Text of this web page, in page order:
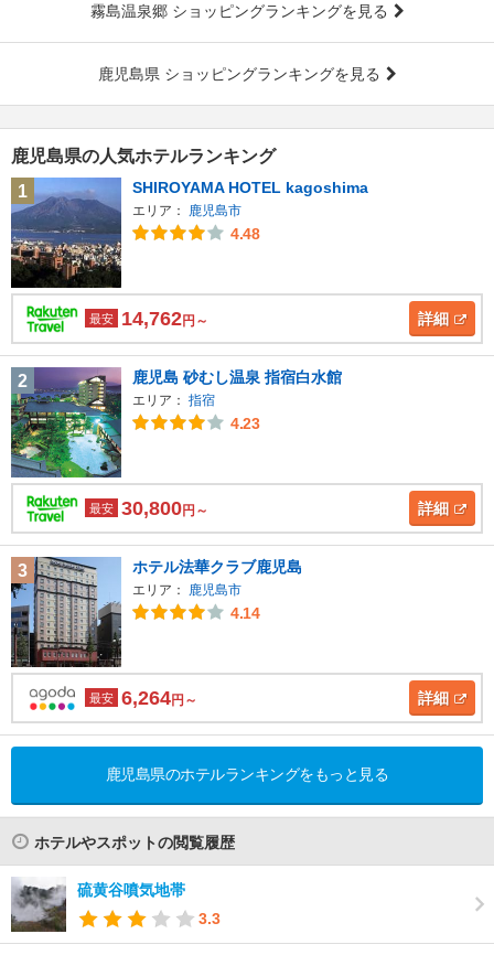
霧島温泉郷 ショッピングランキングを見る
鹿児島県 ショッピングランキングを見る
鹿児島県の人気ホテルランキング
1
SHIROYAMA HOTEL kagoshima
エリア： 鹿児島市
4.48
最安 14,762円～ 詳細
2 鹿児島 砂むし温泉 指宿白水館
エリア： 指宿
4.23
最安 30,800円～ 詳細
3 ホテル法華クラブ鹿児島
エリア： 鹿児島市
4.14
最安 6,264円～ 詳細
鹿児島県のホテルランキングをもっと見る
ホテルやスポットの閲覧履歴
硫黄谷噴気地帯
3.3